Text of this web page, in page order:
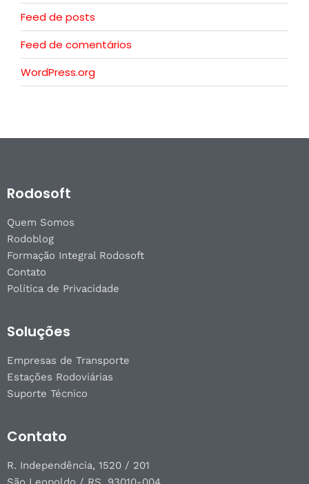
Feed de posts
Feed de comentários
WordPress.org
Rodosoft
Quem Somos
Rodoblog
Formação Integral Rodosoft
Contato
Política de Privacidade
Soluções
Empresas de Transporte
Estações Rodoviárias
Suporte Técnico
Contato
R. Independência, 1520 / 201